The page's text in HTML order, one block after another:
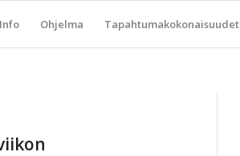
Info Ohjelma Tapahtumakokonaisuudet